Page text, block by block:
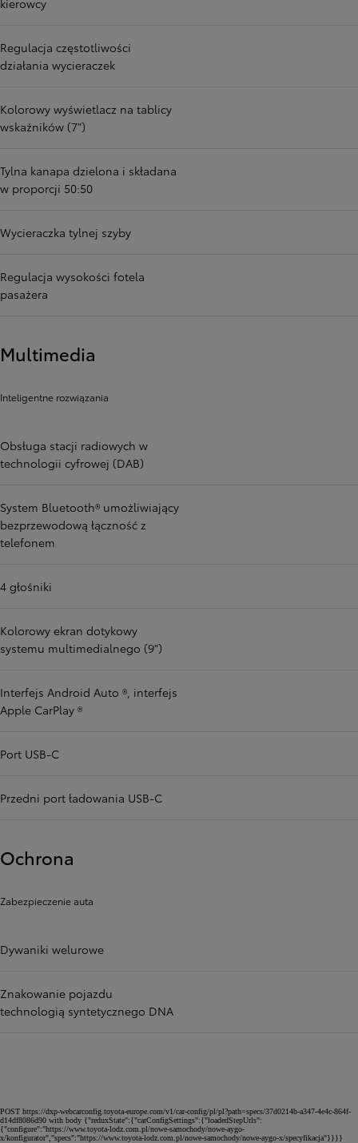
kierowcy
Regulacja częstotliwości
działania wycieraczek
Kolorowy wyświetlacz na tablicy
wskaźników (7")
Tylna kanapa dzielona i składana
w proporcji 50:50
Wycieraczka tylnej szyby
Regulacja wysokości fotela
pasażera
Multimedia
Inteligentne rozwiązania
Obsługa stacji radiowych w
technologii cyfrowej (DAB)
System Bluetooth® umożliwiający
bezprzewodową łączność z
telefonem
4 głośniki
Kolorowy ekran dotykowy
systemu multimedialnego (9")
Interfejs Android Auto ®, interfejs
Apple CarPlay ®
Port USB-C
Przedni port ładowania USB-C
Ochrona
Zabezpieczenie auta
Dywaniki welurowe
Znakowanie pojazdu
technologią syntetycznego DNA
POST https://dxp-webcarconfig.toyota-europe.com/v1/car-config/pl/pl?path=specs/37d0214b-a347-4e4c-864f-
d14df8086d90 with body {"reduxState":{"carConfigSettings":{"loadedStepUrls":
{"configure":"https://www.toyota-lodz.com.pl/nowe-samochody/nowe-aygo-
x/konfigurator","specs":"https://www.toyota-lodz.com.pl/nowe-samochody/nowe-aygo-x/specyfikacja"}}}}